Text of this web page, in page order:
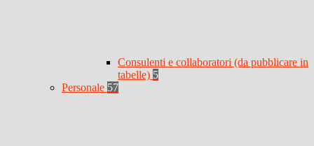
Consulenti e collaboratori (da pubblicare in
tabelle) 5
Personale 57